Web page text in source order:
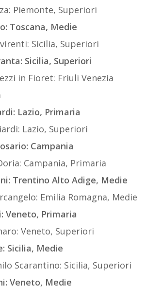
Piemonte, Superiori
Toscana, Medie
Sicilia, Superiori
Sicilia, Superiori
in Fioret: Friuli Venezia
Lazio, Primaria
Lazio, Superiori
Campania
Campania, Primaria
Trentino Alto Adige, Medie
Emilia Romagna, Medie
Veneto, Primaria
Veneto, Superiori
Sicilia, Medie
Scarantino: Sicilia, Superiori
Veneto, Medie